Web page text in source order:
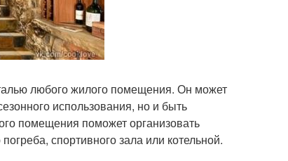
любого жилого помещения. Он может
использования, но и быть
помещения поможет организовать
спортивного зала или котельной.